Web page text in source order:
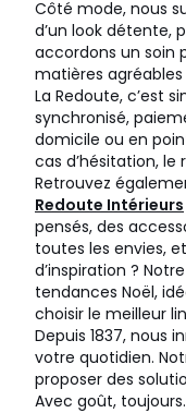
Côté mode, nous
d’un look détente,
accordons un soin
matières
La Redoute, c’est
synchronisé,
domicile ou en
cas d’hésitation,
Retrouvez
Redoute Intérieurs
pensés, des
toutes les envies,
d’inspiration ? Notre
tendances Noël,
choisir le meilleur
Depuis 1837, nous
votre quotidien.
proposer des
Avec goût,